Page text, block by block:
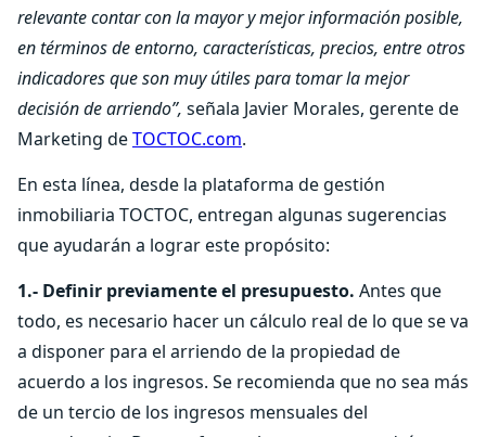
relevante contar con la mayor y mejor información posible,
en términos de entorno, características, precios, entre otros
indicadores que son muy útiles para tomar la mejor
decisión de arriendo”, señala Javier Morales, gerente de
Marketing deTOCTOC.com.
En esta línea, desde la plataforma de gestión
inmobiliaria TOCTOC, entregan algunas sugerencias
que ayudarán a lograr este propósito:
1.- Definir previamente el presupuesto. Antes que
todo, es necesario hacer un cálculo real de lo que se va
a disponer para el arriendo de la propiedad de
acuerdo a los ingresos. Se recomienda que no sea más
de un tercio de los ingresos mensuales del